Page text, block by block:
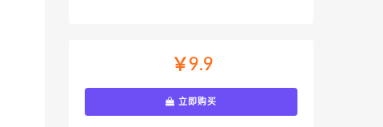
￥9.9
立即购买